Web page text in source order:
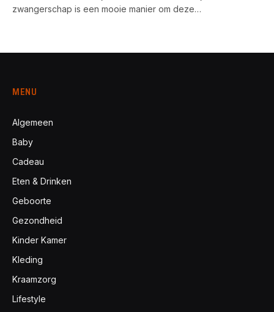
zwangerschap is een mooie manier om deze…
MENU
Algemeen
Baby
Cadeau
Eten & Drinken
Geboorte
Gezondheid
Kinder Kamer
Kleding
Kraamzorg
Lifestyle